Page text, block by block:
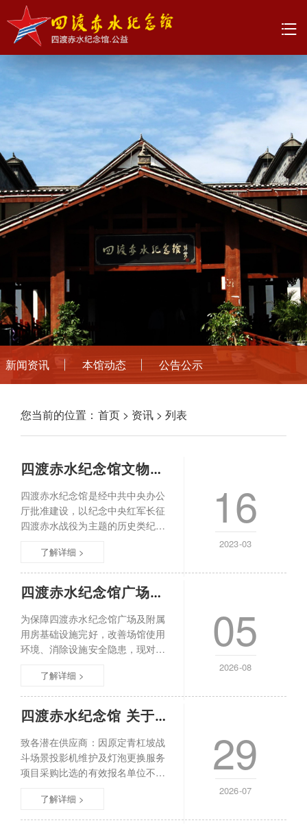
新闻资讯 本馆动态 公告公示
您当前的位置： 首页> 资讯 > 列表
四渡赤水纪念馆文物征集公告
四渡赤水纪念馆是经中共中央办公
厅批准建设，以纪念中央红军长征
四渡赤水战役为主题的历史类纪念
征四渡赤水的历史、开展革命传统
教育的重任。为进一步充实馆藏资
源，加强革命文物保护，挖掘革命
文物背后的故事，弘扬红色文化，
传承红色基因。根据《中华人民共
和国文物保护法》《中华人民共和
国文物保护法实施条例》《中华人
了解详细 >
16
2023-03
四渡赤水纪念馆广场及附属用房基础设施维
为保障四渡赤水纪念馆广场及附属
用房基础设施完好，改善场馆使用
环境、消除设施安全隐患，现对四
目进行公开比选，择优确定施工单
位，欢迎符合资质的供应商参与比
选。一、项目基本信息1项目名称：
四渡赤水纪念馆广场及附属用房基
础设施维修项目2项目地点：四渡赤
水纪念馆广场及附属用房3项目预算
（最高限价）：人民币6600000元
了解详细 >
05
2026-08
四渡赤水纪念馆 关于延长“青杠坡战斗场景
致各潜在供应商：因原定青杠坡战
斗场景投影机维护及灯泡更换服务
项目采购比选的有效报名单位不足
采购管理制度》《四渡赤水纪念馆
项目采购管理制度》及有关法律法
了解详细 >
29
2026-07